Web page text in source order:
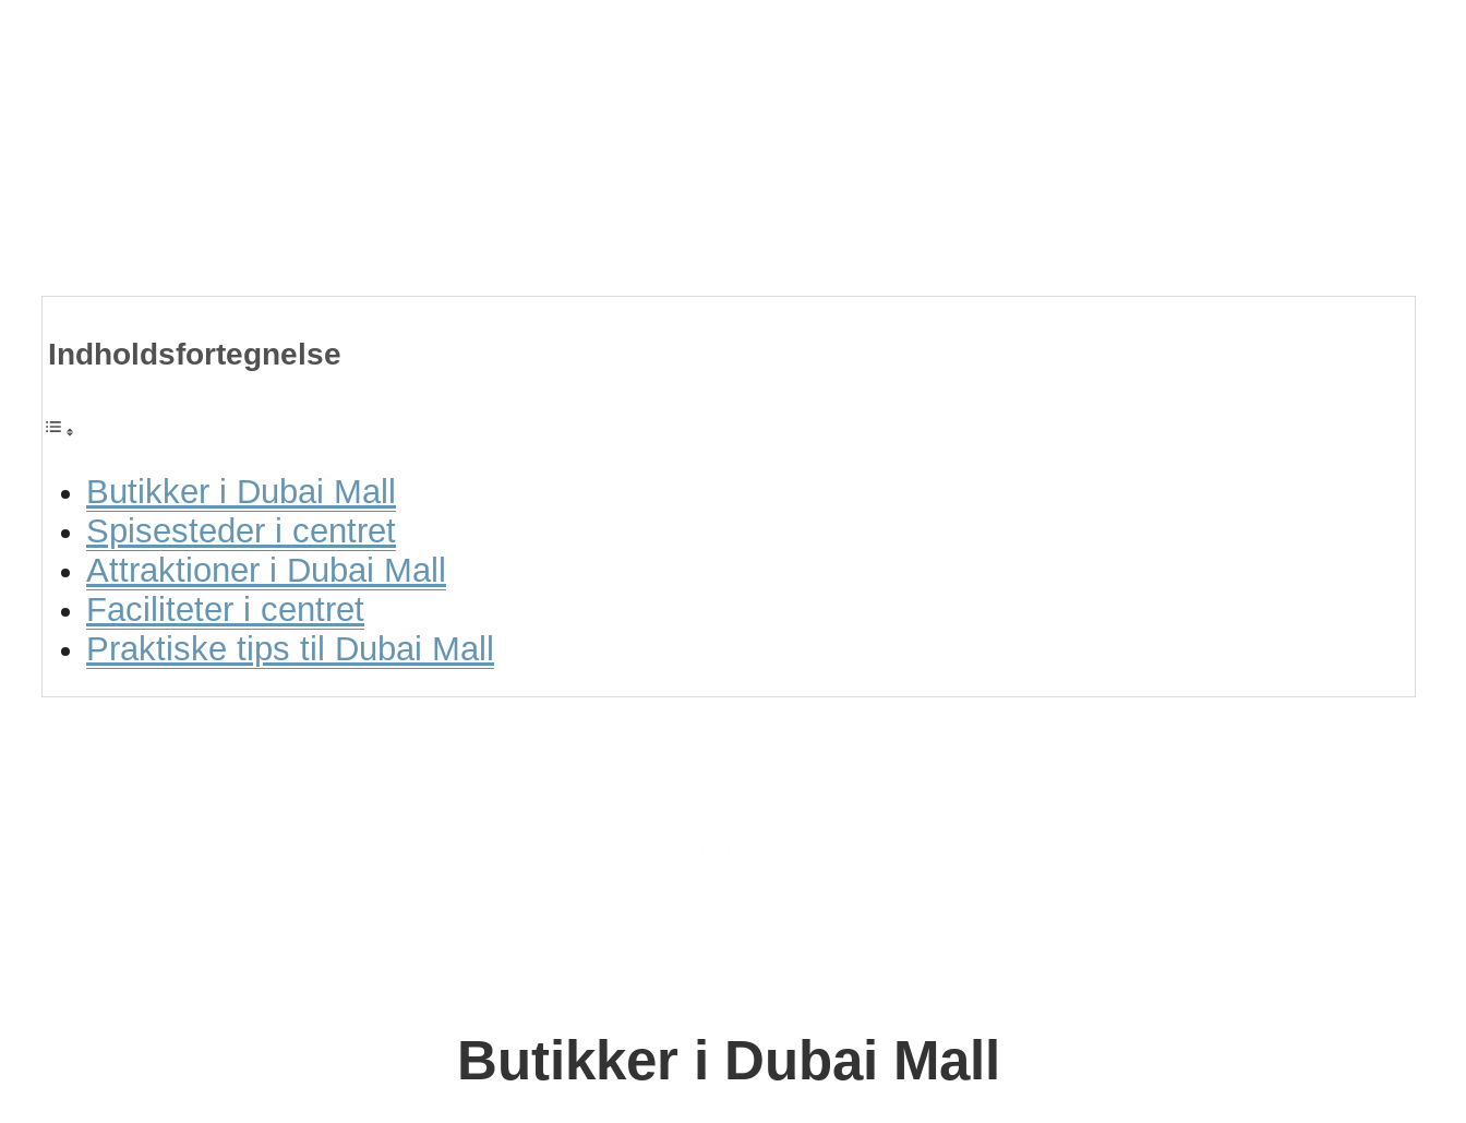
Indholdsfortegnelse
Butikker i Dubai Mall
Spisesteder i centret
Attraktioner i Dubai Mall
Faciliteter i centret
Praktiske tips til Dubai Mall
Butikker i Dubai Mall